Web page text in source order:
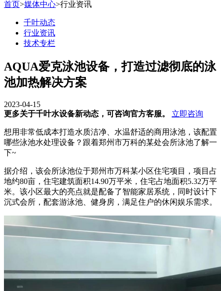
首页>媒体中心>行业资讯
千叶动态
行业资讯
技术专栏
AQUA爱克泳池设备，打造过滤彻底的泳
池加热解决方案
2023-04-15
更多关于千叶水设备新动态，可咨询官方客服。
立即咨询
想用非常低成本打造水质洁净、水温舒适的商用泳池，该配置
哪些泳池水处理设备？跟着郑州市万科的某处会所泳池了解一
下~
据介绍，该会所泳池位于郑州市万科某小区住宅项目，项目占
地约80亩，住宅建筑面积14.90万平米，住宅占地面积5.32万平
米。该小区最大的亮点就是配备了智能家居系统，同时设计下
沉式会所，配套游泳池、健身房，满足住户的休闲娱乐需求。